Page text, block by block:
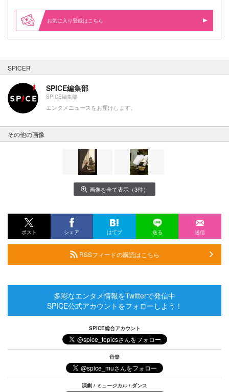
お気に入り登録はこちら
SPICER
SPICE編集部
SPICE編集部
エンタメニュースをお届けします。
その他の画像
画像を全て表示（3件）
ポスト シェア はてブ 送る 送信
RSSフィードの購読はこちら
多彩なエンタメ情報をTwitterで発信中
SPICE公式アカウントをフォローしよう！
SPICE総合アカウント
音楽
演劇 / ミュージカル / ダンス